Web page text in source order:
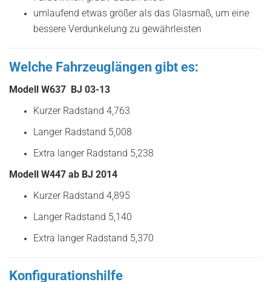
umlaufend etwas größer als das Glasmaß, um eine
bessere Verdunkelung zu gewährleisten
Welche Fahrzeuglängen gibt es:
Modell W637 BJ 03-13
Kurzer Radstand 4,763
Langer Radstand 5,008
Extra langer Radstand 5,238
Modell W447 ab BJ 2014
Kurzer Radstand 4,895
Langer Radstand 5,140
Extra langer Radstand 5,370
Konfigurationshilfe